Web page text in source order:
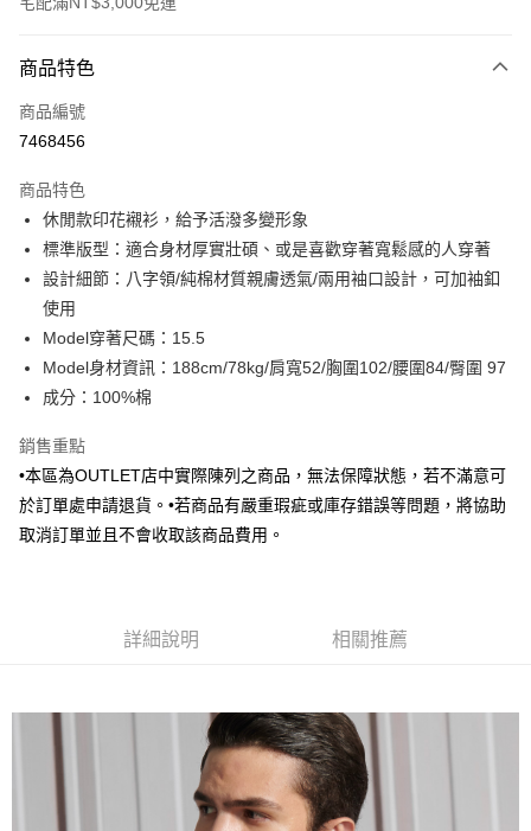
信用卡一次付款
信用卡分期付款
合作金庫商業銀行
華南商業銀行
彰化商業銀行
上海商業儲蓄銀行
台北富邦商業銀行
國泰世華商業銀行
兆豐國際商業銀行
臺灣中小企業銀行
匯豐（台灣）商業銀行
聯邦商業銀行
元大商業銀行
永豐商業銀行
玉山商業銀行
台灣樂天信用卡公司
6 期 0 利率 每期
華南商業銀行
彰化商業銀行
上海商業儲蓄銀行
台北富邦商業銀行
國泰世華商業銀行
臺灣中小企業銀行
匯豐（台灣）商業銀行
華泰商業銀行
聯邦商業銀行
元大商業銀行
玉山商業銀行
台灣樂天信用卡公司
LINE Pay
Apple Pay
街口支付
悠遊付
AFTEE先享後付
相關說明
１．簡單：不需註冊會員、不需綁卡、不需儲值。
２．便利：只要手機號碼，簡訊認證，即可結帳。
【「AFTEE先享後付」結帳流程】
１．於結帳方式選擇「AFTEE先享後付」後，將跳轉至「AFTEE先享後付」
結帳頁面，進行簡訊認證並確認金額後，即可完成結帳。
２．訂單成立數日內，您將收到繳費通知簡訊。
３．收到繳費通知簡訊後14天內，點擊此簡訊中的連結，可透過四大超商／
ATM／網路銀行／等多元方式進行付款，方視為交易完成。
每筆NT$120，滿NT$3,000(含以上)免運費
每筆NT$350，滿NT$3,500(含以上)免運費
商品特色
商品編號
7468456
商品特色
休閒款印花襯衫，給予活潑多變形象
標準版型：適合身材厚實壯碩、或是喜歡穿著寬鬆感的人穿著
設計細節：八字領/純棉材質親膚透氣/兩用袖口設計，可加袖釦
使用
Model穿著尺碼：15.5
Model身材資訊：188cm/78kg/肩寬52/胸圍102/腰圍84/臀圍 97
成分：100%棉
銷售重點
•本區為OUTLET店中實際陳列之商品，無法保障狀態，若不滿意可
於訂單處申請退貨。•若商品有嚴重瑕疵或庫存錯誤等問題，將協助
取消訂單並且不會收取該商品費用。
詳細說明 相關推薦